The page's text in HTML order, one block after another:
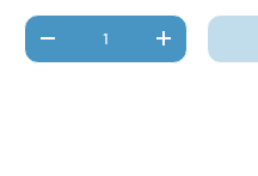
Anzahl
MENGE VERRINGERNMENGE